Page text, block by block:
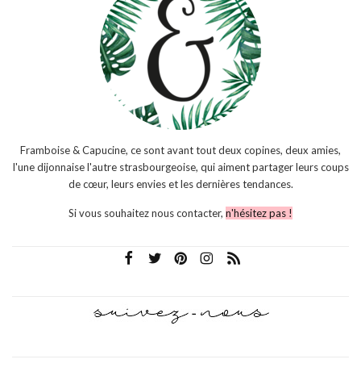
Framboise & Capucine, ce sont avant tout deux copines, deux amies,
l'une dijonnaise l'autre strasbourgeoise, qui aiment partager leurs coups
de cœur, leurs envies et les dernières tendances.
Si vous souhaitez nous contacter, n'hésitez pas !